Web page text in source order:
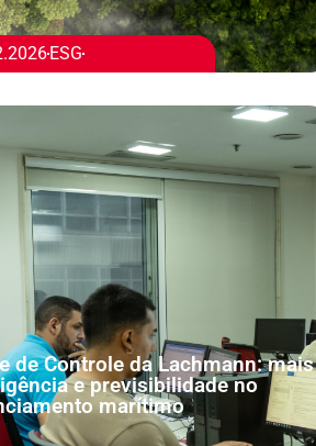
ESG
de Controle da Lachmann: mais
e previsibilidade no
marítimo